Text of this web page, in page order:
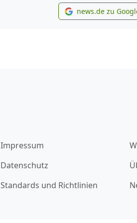
news.de zu
Impressum
Datenschutz
Standards und Richtlinien